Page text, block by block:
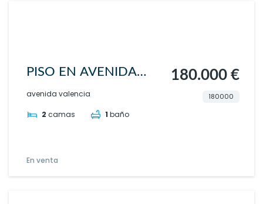
PISO EN AVENIDA
VALENCIA
avenida valencia
2 camas 1 baño
180.000 €
180000
En venta